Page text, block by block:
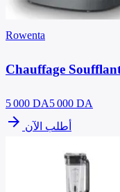
Rowenta
Chauffage
5 000 DA5 000 DA
arrow_forward أطلب الآن